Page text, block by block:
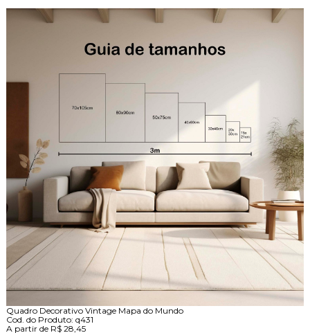
Quadro Decorativo Vintage Mapa do Mundo
Cod. do Produto: q431
A partir de R$ 28,45